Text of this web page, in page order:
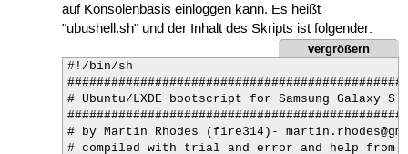
auf Konsolenbasis einloggen kann. Es heißt
"ubushell.sh" und der Inhalt des Skripts ist folgender:
vergrößern
#!/bin/sh
# Ubuntu/LXDE bootscript for Samsung Galaxy
# by Martin Rhodes (fire314)-
# compiled with trial and error and help from